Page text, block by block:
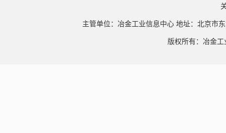
主管单位：冶金工业信息中心 地址：北京市
版权所有：冶金